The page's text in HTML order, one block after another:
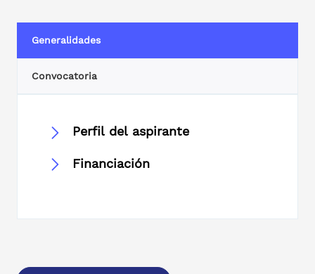
Generalidades
Perfil del aspirante
Financiación
Convocatoria